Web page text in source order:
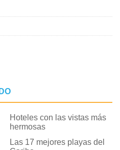
Hoteles con las vistas más
hermosas
Las 17 mejores playas del